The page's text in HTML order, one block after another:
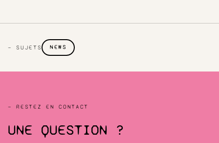
— SUJETS NEWS
— RESTEZ EN CONTACT
UNE QUESTION ?